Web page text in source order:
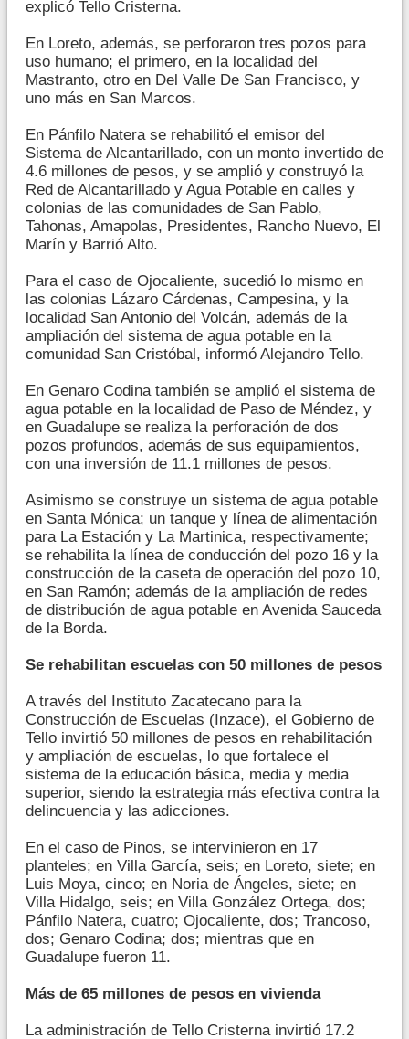
explicó Tello Cristerna.
En Loreto, además, se perforaron tres pozos para
uso humano; el primero, en la localidad del
Mastranto, otro en Del Valle De San Francisco, y
uno más en San Marcos.
En Pánfilo Natera se rehabilitó el emisor del
Sistema de Alcantarillado, con un monto invertido de
4.6 millones de pesos, y se amplió y construyó la
Red de Alcantarillado y Agua Potable en calles y
colonias de las comunidades de San Pablo,
Tahonas, Amapolas, Presidentes, Rancho Nuevo, El
Marín y Barrió Alto.
Para el caso de Ojocaliente, sucedió lo mismo en
las colonias Lázaro Cárdenas, Campesina, y la
localidad San Antonio del Volcán, además de la
ampliación del sistema de agua potable en la
comunidad San Cristóbal, informó Alejandro Tello.
En Genaro Codina también se amplió el sistema de
agua potable en la localidad de Paso de Méndez, y
en Guadalupe se realiza la perforación de dos
pozos profundos, además de sus equipamientos,
con una inversión de 11.1 millones de pesos.
Asimismo se construye un sistema de agua potable
en Santa Mónica; un tanque y línea de alimentación
para La Estación y La Martinica, respectivamente;
se rehabilita la línea de conducción del pozo 16 y la
construcción de la caseta de operación del pozo 10,
en San Ramón; además de la ampliación de redes
de distribución de agua potable en Avenida Sauceda
de la Borda.
Se rehabilitan escuelas con 50 millones de pesos
A través del Instituto Zacatecano para la
Construcción de Escuelas (Inzace), el Gobierno de
Tello invirtió 50 millones de pesos en rehabilitación
y ampliación de escuelas, lo que fortalece el
sistema de la educación básica, media y media
superior, siendo la estrategia más efectiva contra la
delincuencia y las adicciones.
En el caso de Pinos, se intervinieron en 17
planteles; en Villa García, seis; en Loreto, siete; en
Luis Moya, cinco; en Noria de Ángeles, siete; en
Villa Hidalgo, seis; en Villa González Ortega, dos;
Pánfilo Natera, cuatro; Ojocaliente, dos; Trancoso,
dos; Genaro Codina; dos; mientras que en
Guadalupe fueron 11.
Más de 65 millones de pesos en vivienda
La administración de Tello Cristerna invirtió 17.2